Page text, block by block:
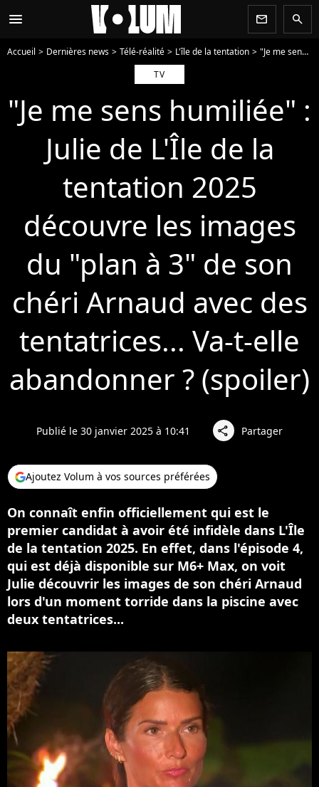
menu newsletter search
Accueil Dernières news Télé-réalité L'île de la tentation
"Je me sens humiliée" : Julie de L'Île de la tentation 2025 découvre les images du "plan à 3" de son chéri Arnaud avec des tentatrices... Va-t-elle abandonner ? (spoiler)
TV
"Je me sens humiliée" :
Julie de L'Île de la
tentation 2025
découvre les images
du "plan à 3" de son
chéri Arnaud avec des
tentatrices... Va-t-elle
abandonner ? (spoiler)
Publié le 30 janvier 2025 à 10:41 share Partager
Ajoutez Volum à vos sources préférées
On connaît enfin officiellement qui est le
premier candidat à avoir été infidèle dans L'Île
de la tentation 2025. En effet, dans l'épisode 4,
qui est déjà disponible sur M6+ Max, on voit
Julie découvrir les images de son chéri Arnaud
lors d'un moment torride dans la piscine avec
deux tentatrices...